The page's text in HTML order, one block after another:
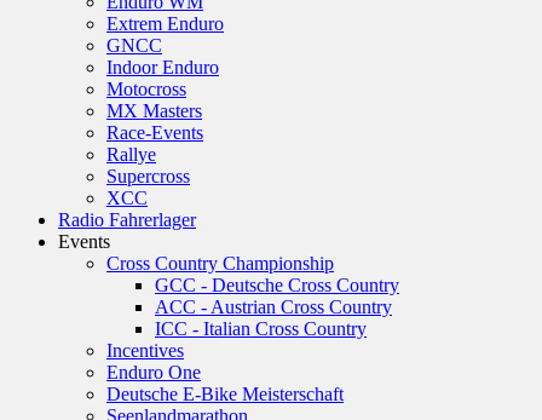
Extrem Enduro
GNCC
Indoor Enduro
Motocross
MX Masters
Race-Events
Rallye
Supercross
XCC
Radio Fahrerlager
Events
Cross Country Championship
GCC - Deutsche Cross Country
ACC - Austrian Cross Country
ICC - Italian Cross Country
Incentives
Enduro One
Deutsche E-Bike Meisterschaft
Seenlandmarathon